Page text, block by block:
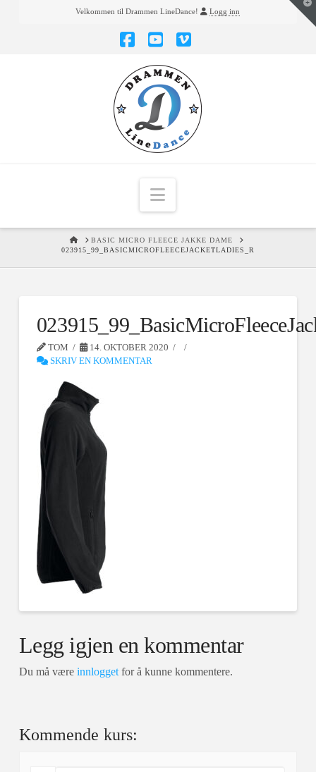
Velkommen til Drammen LineDance! Logg inn
Navigation
HOMEBASIC MICRO FLEECE JAKKE DAME
023915_99_BASICMICROFLEECEJACKETLADIES_R
TOM
14. OKTOBER 2020
SKRIV EN KOMMENTAR
Legg igjen en kommentar
Du må være innloggetfor å kunne kommentere.
Kommende kurs: